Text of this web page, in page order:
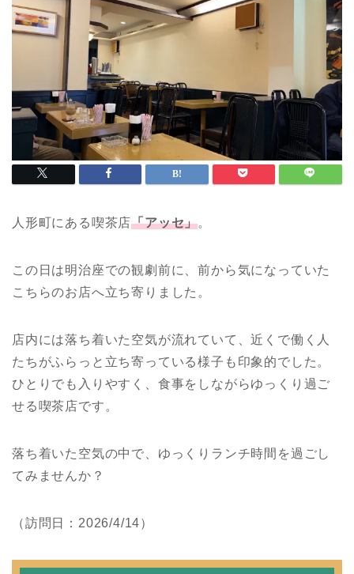
人形町にある喫茶店「アッセ」。
この日は明治座での観劇前に、前から気になっていた
こちらのお店へ立ち寄りました。
店内には落ち着いた空気が流れていて、近くで働く人
たちがふらっと立ち寄っている様子も印象的でした。
ひとりでも入りやすく、食事をしながらゆっくり過ご
せる喫茶店です。
落ち着いた空気の中で、ゆっくりランチ時間を過ごし
てみませんか？
（訪問日：2026/4/14）